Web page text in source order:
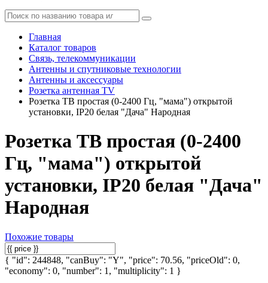
Главная
Каталог товаров
Связь, телекоммуникации
Антенны и спутниковые технологии
Антенны и аксессуары
Розетка антенная TV
Розетка TВ простая (0-2400 Гц, "мама") открытой
установки, IP20 белая "Дача" Народная
Розетка TВ простая (0-2400
Гц, "мама") открытой
установки, IP20 белая "Дача"
Народная
Похожие товары
{ "id": 244848, "canBuy": "Y", "price": 70.56, "priceOld": 0,
"economy": 0, "number": 1, "multiplicity": 1 }